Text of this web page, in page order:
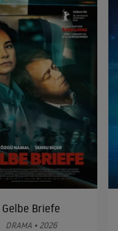
Gelbe Briefe
DRAMA • 2026